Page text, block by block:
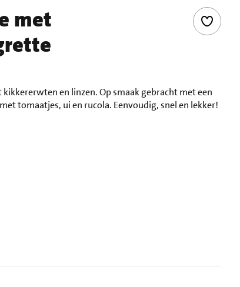
met
kikkererwten en linzen. Op smaak gebracht met een
tomaatjes, ui en rucola. Eenvoudig, snel en lekker!